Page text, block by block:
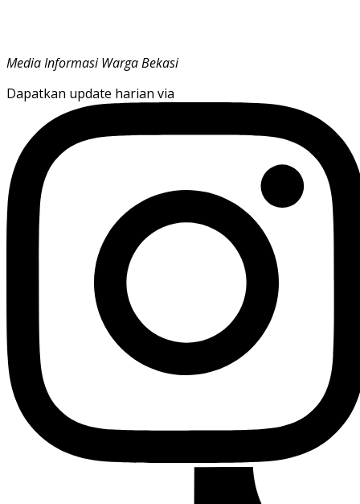
Media Informasi Warga Bekasi
Dapatkan update harian via